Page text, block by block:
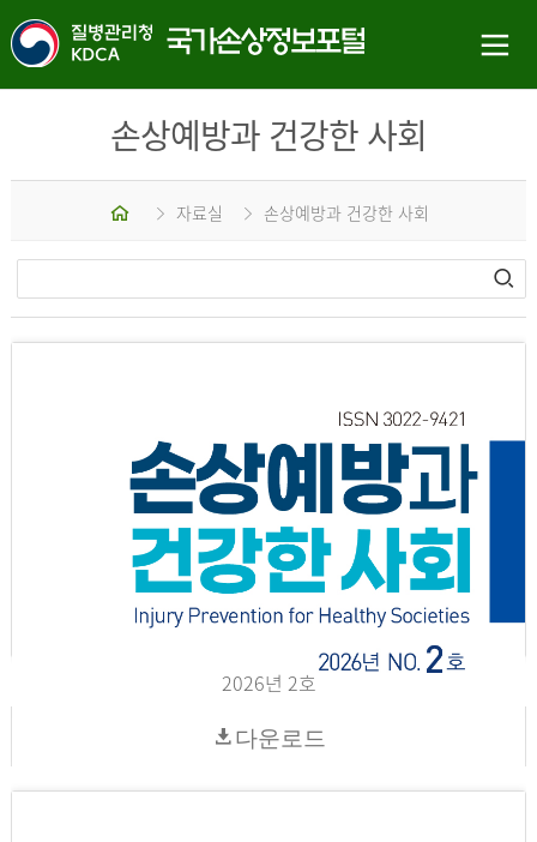
손상예방과 건강한 사회
홈 자료실 손상예방과 건강한 사회
2026년 2호
다운로드